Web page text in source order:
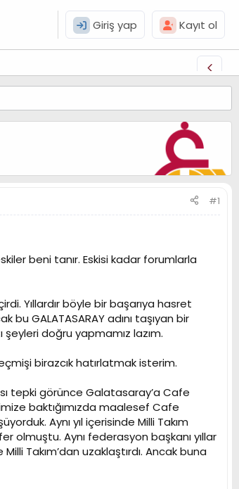
Giriş yap Kayıt ol
#1
beni tanır. Eskisi kadar forumlarla
Yıllardır böyle bir başarıya hasret
bu GALATASARAY adını taşıyan bir
doğru yapmamız lazım.
birazcık hatırlatmak isterim.
tepki görünce Galatasaray’a Cafe
baktığımızda maalesef Cafe
Aynı yıl içerisinde Milli Takım
olmuştu. Aynı federasyon başkanı yıllar
Takım’dan uzaklaştırdı. Ancak buna